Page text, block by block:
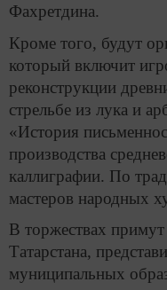
Фахретдина.
Кроме того, будут
который включит
реконструкции
стрельбе из лука и
«История
производства
каллиграфии. По
мастеров народных
В торжествах примут
Татарстана,
муниципальных